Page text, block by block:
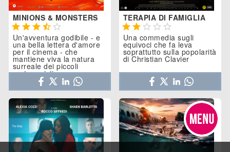
MINIONS & MONSTERS
    
Un'avventura godibile - e
una bella lettera d'amore
per il cinema - che
mantiene viva la natura
surreale dei piccoli
protagonisti
TERAPIA DI FAMIGLIA
    
Una commedia sugli
equivoci che fa leva
soprattutto sulla popolarità
di Christian Clavier